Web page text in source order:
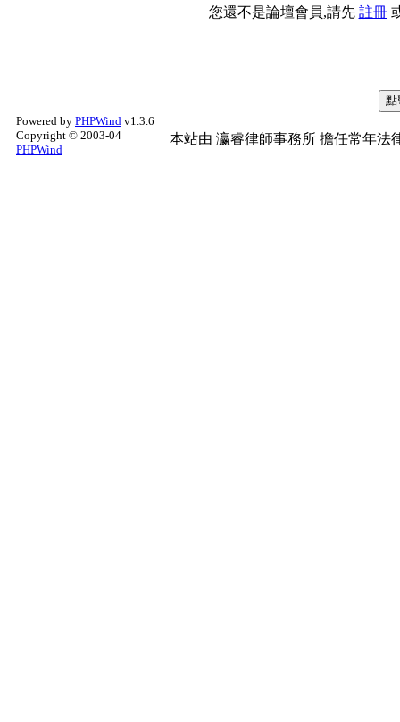
您還不是論壇會員,請先 註冊
Powered by PHPWind v1.3.6
Copyright © 2003-04
PHPWind
本站由 瀛睿律師事務所 擔任常年法